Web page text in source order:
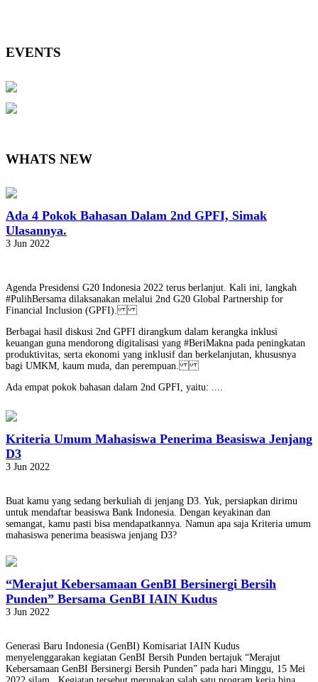
EVENTS
WHATS NEW
Ada 4 Pokok Bahasan Dalam 2nd GPFI, Simak
Ulasannya.
3 Jun 2022
Agenda Presidensi G20 Indonesia 2022 terus berlanjut. Kali ini, langkah
#PulihBersama dilaksanakan melalui 2nd G20 Global Partnership for
Financial Inclusion (GPFI).
Berbagai hasil diskusi 2nd GPFI dirangkum dalam kerangka inklusi
keuangan guna mendorong digitalisasi yang #BeriMakna pada peningkatan
produktivitas, serta ekonomi yang inklusif dan berkelanjutan, khususnya
bagi UMKM, kaum muda, dan perempuan.
Ada empat pokok bahasan dalam 2nd GPFI, yaitu: ....
Kriteria Umum Mahasiswa Penerima Beasiswa Jenjang
D3
3 Jun 2022
Buat kamu yang sedang berkuliah di jenjang D3. Yuk, persiapkan dirimu
untuk mendaftar beasiswa Bank Indonesia. Dengan keyakinan dan
semangat, kamu pasti bisa mendapatkannya. Namun apa saja Kriteria umum
mahasiswa penerima beasiswa jenjang D3?
“Merajut Kebersamaan GenBI Bersinergi Bersih
Punden” Bersama GenBI IAIN Kudus
3 Jun 2022
Generasi Baru Indonesia (GenBI) Komisariat IAIN Kudus
menyelenggarakan kegiatan GenBI Bersih Punden bertajuk “Merajut
Kebersamaan GenBI Bersinergi Bersih Punden” pada hari Minggu, 15 Mei